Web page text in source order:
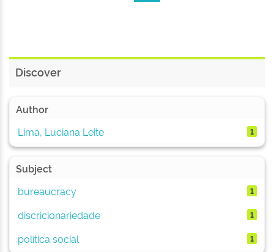
Discover
Author
Lima, Luciana Leite
1
Subject
bureaucracy
1
discricionariedade 1
política social 1